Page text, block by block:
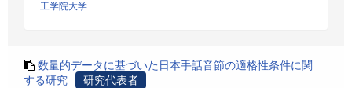
工学院大学
数量的データに基づいた日本手話音節の適格性条件に関
する研究
研究代表者